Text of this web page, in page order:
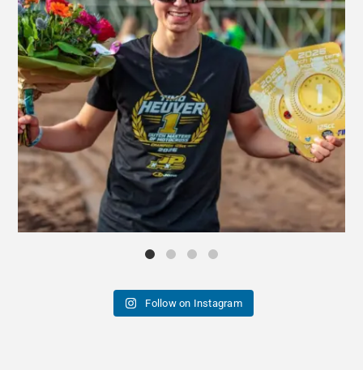
Follow on Instagram